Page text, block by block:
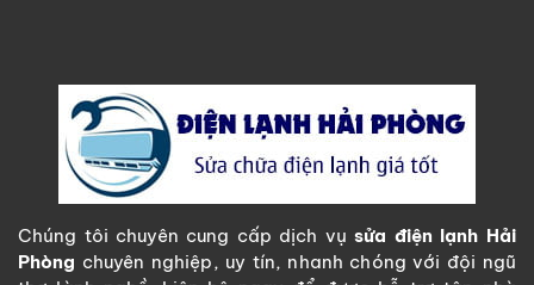
Chúng tôi chuyên cung cấp dịch vụsửa điện lạnh Hải
Phòng chuyên nghiệp, uy tín, nhanh chóng với đội ngũ